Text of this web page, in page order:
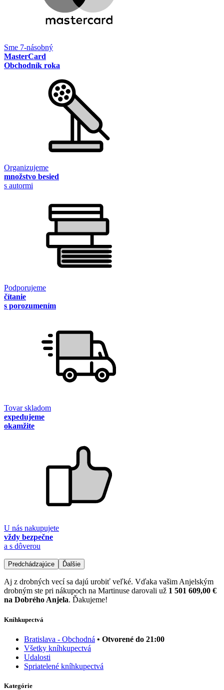
Sme 7-násobný
MasterCard
Obchodník roka
Organizujeme
množstvo besied
s autormi
Podporujeme
čítanie
s porozumením
Tovar skladom
expedujeme
okamžite
U nás nakupujete
vždy bezpečne
a s dôverou
Predchádzajúce Ďalšie
Aj z drobných vecí sa dajú urobiť veľké. Vďaka vašim Anjelským
drobným ste pri nákupoch na Martinuse darovali už 1 501 609,00 €
na Dobrého Anjela. Ďakujeme!
Kníhkupectvá
Bratislava - Obchodná • Otvorené do 21:00
Všetky kníhkupectvá
Udalosti
Spriatelené kníhkupectvá
Kategórie